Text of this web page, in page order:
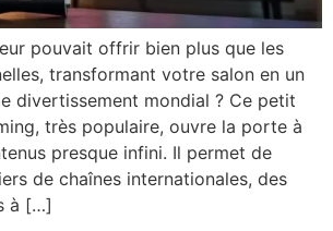
pouvait offrir bien plus que les
transformant votre salon en un
divertissement mondial ? Ce petit
très populaire, ouvre la porte à
presque infini. Il permet de
de chaînes internationales, des
à […]